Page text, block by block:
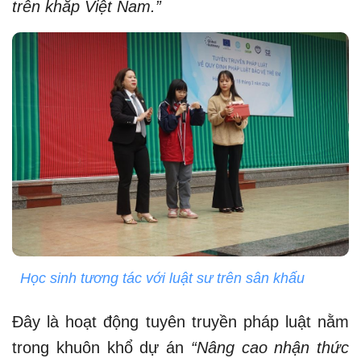
trên khắp Việt Nam.”
Học sinh tương tác với luật sư trên sân khấu
Đây là hoạt động tuyên truyền pháp luật nằm
trong khuôn khổ dự án “Nâng cao nhận thức